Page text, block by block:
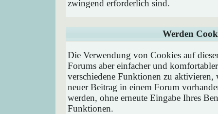
zwingend erforderlich sind.
Werden
Die Verwendung von Cookies auf
Forums aber einfacher und
verschiedene Funktionen zu
neuer Beitrag in einem Forum
werden, ohne erneute Eingabe Ihres
Funktionen.